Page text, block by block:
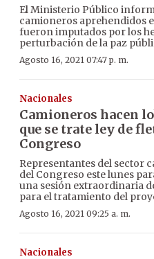
El Ministerio Público
camioneros aprehendidos
fueron imputados por los
perturbación de la paz
Agosto 16, 2021 07:47 p. m.
Nacionales
Camioneros hacen
que se trate ley de
Congreso
Representantes del sector
del Congreso este lunes
una sesión extraordinaria
para el tratamiento del
Agosto 16, 2021 09:25 a. m.
Nacionales